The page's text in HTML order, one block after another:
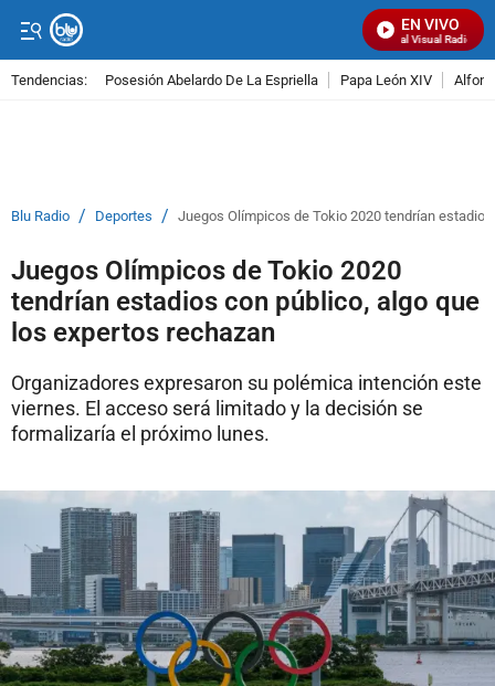
EN VIVO
Señal Visual Radio
Tendencias: Posesión Abelardo De La Espriella Papa León XIV
Blu Radio / Deportes / Juegos Olímpicos de Tokio 2020 tendrían
Juegos Olímpicos de Tokio 2020
tendrían estadios con público, algo que
los expertos rechazan
Organizadores expresaron su polémica intención este
viernes. El acceso será limitado y la decisión se
formalizaría el próximo lunes.